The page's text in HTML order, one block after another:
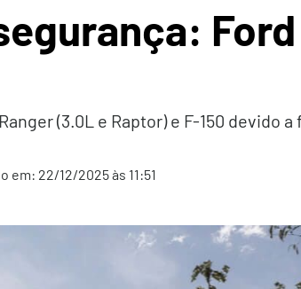
(3.0L e Raptor) e F-150
em: 22/12/2025 às 11:51